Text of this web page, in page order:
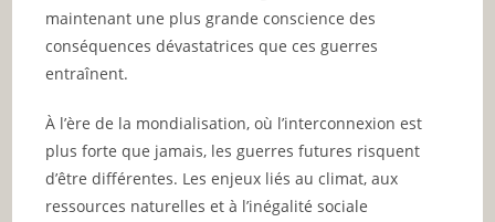
maintenant une plus grande conscience des
conséquences dévastatrices que ces guerres
entraînent.
À l’ère de la mondialisation, où l’interconnexion est
plus forte que jamais, les guerres futures risquent
d’être différentes. Les enjeux liés au climat, aux
ressources naturelles et à l’inégalité sociale